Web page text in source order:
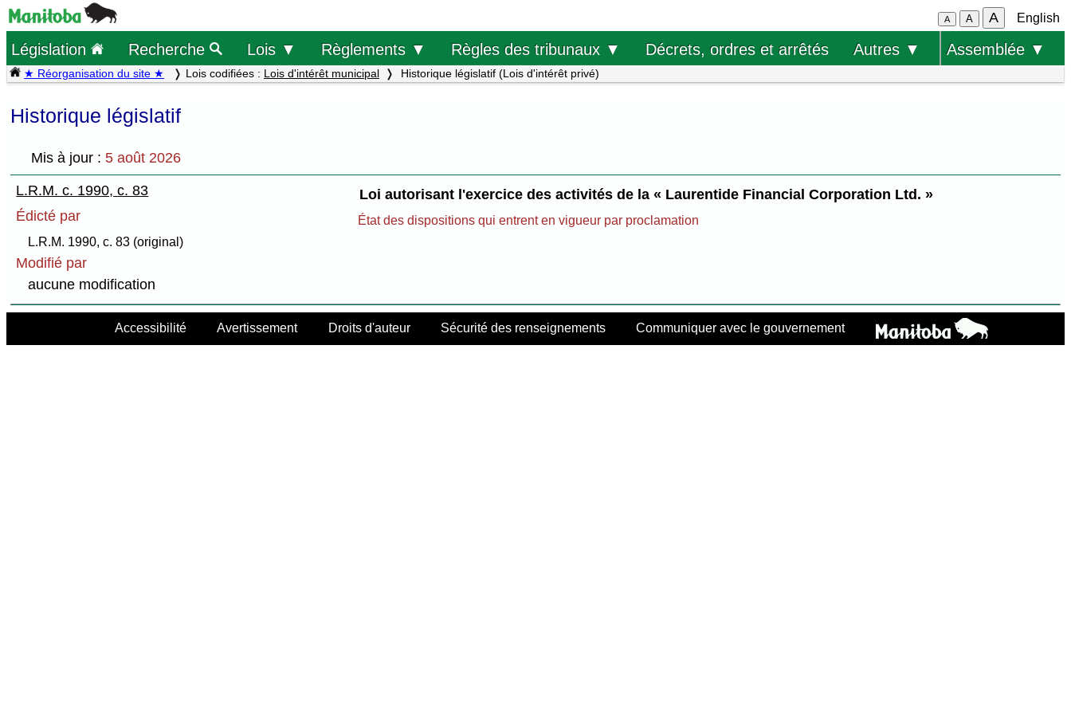
A A A English
Législation Recherche Lois ▼ Règlements ▼ Règles des tribunaux ▼ Décrets, ordres et arrêtés Autres ▼ Assemblée ▼
★ Réorganisation du site ★ Lois codifiées : Lois d'intérêt municipal Historique législatif (Lois d'intérêt privé)
Historique législatif
Mis à jour : 5 août 2026
L.R.M. c. 1990, c. 83
Loi autorisant l'exercice des activités de la « Laurentide Financial Corporation Ltd. »
Édicté par
État des dispositions qui entrent en vigueur par proclamation
L.R.M. 1990, c. 83 (original)
Modifié par
aucune modification
Accessibilité Avertissement Droits d'auteur Sécurité des renseignements Communiquer avec le gouvernement